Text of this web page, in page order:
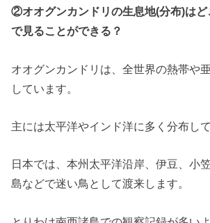
②オオグンカンドリの生息地(分布)はど
で見ることができる？
オオグンカンドリは、全世界の熱帯や
しています。
主には太平洋やインド洋に多く分布し
日本では、本州太平洋沿岸、伊豆、小
島などで迷い鳥として渡来します。